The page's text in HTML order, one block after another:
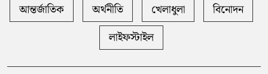
আন্তর্জাতিক
অর্থনীতি খেলাধুলা
বিনোদন
লাইফস্টাইল